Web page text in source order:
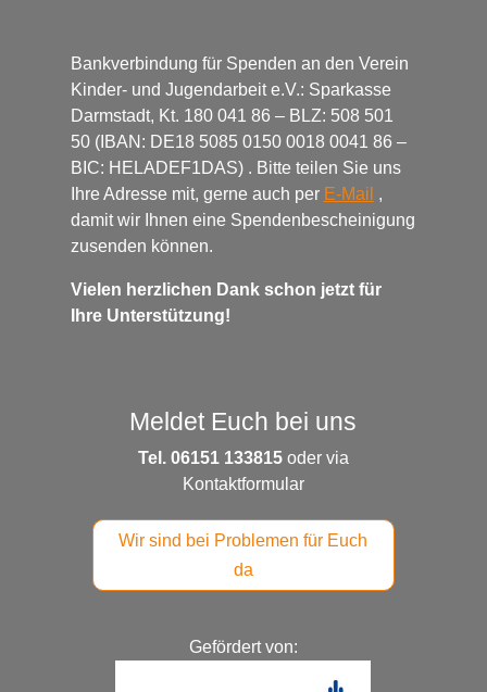
Bankverbindung für Spenden an den Verein
Kinder- und Jugendarbeit e.V.: Sparkasse
Darmstadt, Kt. 180 041 86 – BLZ: 508 501
50 (IBAN: DE18 5085 0150 0018 0041 86 –
BIC: HELADEF1DAS) . Bitte teilen Sie uns
Ihre Adresse mit, gerne auch per E-Mail ,
damit wir Ihnen eine Spendenbescheinigung
zusenden können.
Vielen herzlichen Dank schon jetzt für
Ihre Unterstützung!
Meldet Euch bei uns
Tel. 06151 133815oder via
Kontaktformular
Wir sind bei Problemen für Euch
da
Gefördert von: